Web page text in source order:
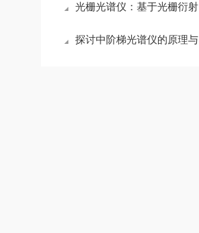
光栅光谱仪：基于光栅衍射效应实现光谱分析的仪器
探讨中阶梯光谱仪的原理与技术特点